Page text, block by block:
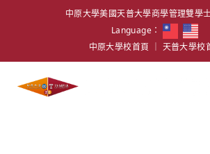
中原大學美國天普大學商學管理雙學
Language：
中原大學校首頁
天普大學校